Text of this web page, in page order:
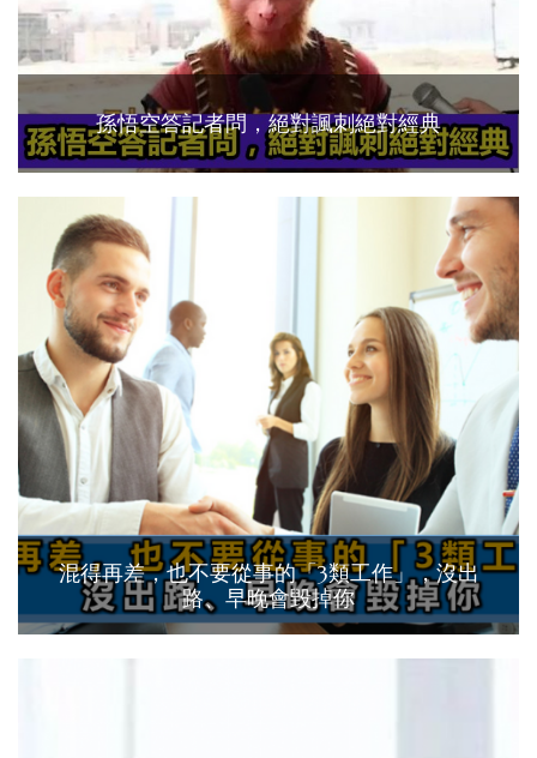
孫悟空答記者問，絕對諷刺絕對經典
混得再差，也不要從事的「3類工作」，沒出
路、早晚會毀掉你